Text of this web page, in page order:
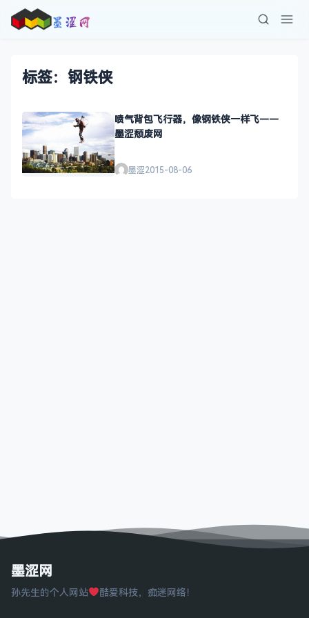
标签：钢铁侠
喷气背包飞行器，像钢铁侠一样飞——
墨涩颓废网
墨涩2015-08-06
墨涩网
孙先生的个人网站 酷爱科技，痴迷网络！